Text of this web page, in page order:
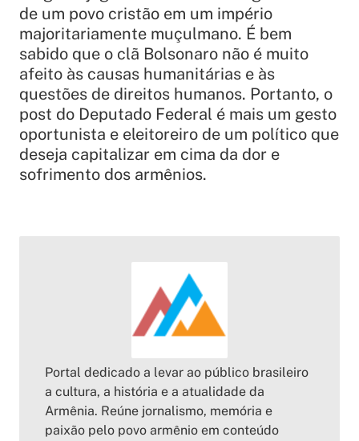
de um povo cristão em um império
majoritariamente muçulmano. É bem
sabido que o clã Bolsonaro não é muito
afeito às causas humanitárias e às
questões de direitos humanos. Portanto, o
post do Deputado Federal é mais um gesto
oportunista e eleitoreiro de um político que
deseja capitalizar em cima da dor e
sofrimento dos armênios.
Portal dedicado a levar ao público brasileiro
a cultura, a história e a atualidade da
Armênia. Reúne jornalismo, memória e
paixão pelo povo armênio em conteúdo